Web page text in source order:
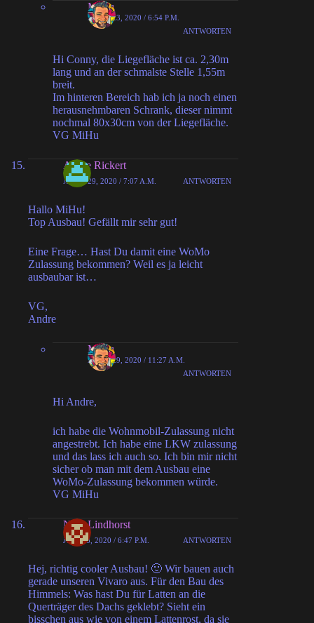
MiHu
APRIL 23, 2020 / 6:54 P.M.
ANTWORTEN
Hi Conny, die Liegefläche ist ca. 2,30m
lang und an der schmalste Stelle 1,55m
breit.
Im hinteren Bereich hab ich ja noch einen
herausnehmbaren Schrank, dieser nimmt
nochmal 80x30cm von der Liegefläche.
VG MiHu
Andre Rickert
APRIL 29, 2020 / 7:07 A.M. ANTWORTEN
Hallo MiHu!
Top Ausbau! Gefällt mir sehr gut!
Eine Frage… Hast Du damit eine WoMo
Zulassung bekommen? Weil es ja leicht
ausbaubar ist…
VG,
Andre
MiHu
APRIL 29, 2020 / 11:27 A.M.
ANTWORTEN
Hi Andre,
ich habe die Wohnmobil-Zulassung nicht
angestrebt. Ich habe eine LKW zulassung
und das lass ich auch so. Ich bin mir nicht
sicher ob man mit dem Ausbau eine
WoMo-Zulassung bekommen würde.
VG MiHu
Nina Lindhorst
JUNI 28, 2020 / 6:47 P.M. ANTWORTEN
Hej, richtig cooler Ausbau! 🙂 Wir bauen auch
gerade unseren Vivaro aus. Für den Bau des
Himmels: Was hast Du für Latten an die
Querträger des Dachs geklebt? Sieht ein
bisschen aus wie von einem Lattenrost, da sie